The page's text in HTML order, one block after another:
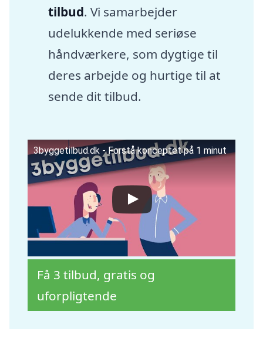
tilbud. Vi samarbejder
udelukkende med seriøse
håndværkere, som dygtige til
deres arbejde og hurtige til at
sende dit tilbud.
3byggetilbud.dk - Forstå konceptet på 1 minut
Få 3 tilbud, gratis og
uforpligtende